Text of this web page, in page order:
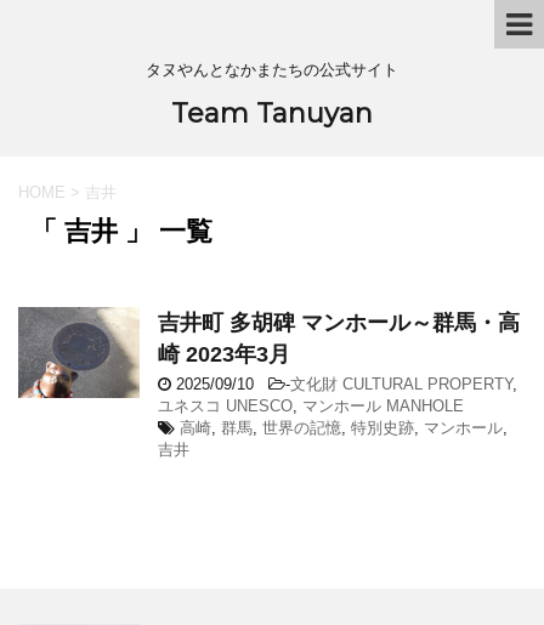
タヌやんとなかまたちの公式サイト
Team Tanuyan
HOME > 吉井
「 吉井 」 一覧
吉井町 多胡碑 マンホール～群馬・高
崎 2023年3月
2025/09/10 -文化財 CULTURAL PROPERTY,
ユネスコ UNESCO, マンホール MANHOLE
高崎, 群馬, 世界の記憶, 特別史跡, マンホール,
吉井